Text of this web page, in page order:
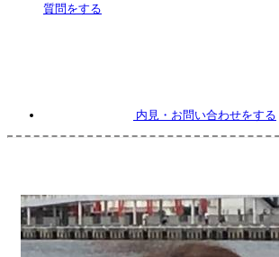
質問をする
内見 ・お問い合わせをする